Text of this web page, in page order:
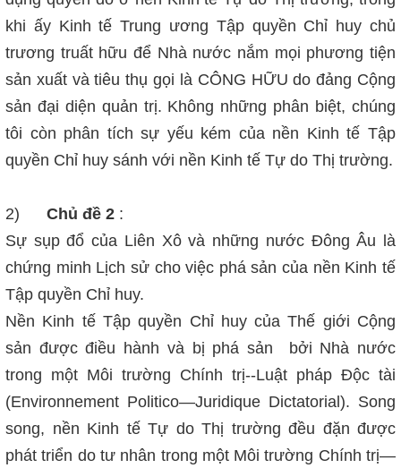
khi ấy Kinh tế Trung ương Tập quyền Chỉ huy chủ
trương truất hữu để Nhà nước nắm mọi phương tiện
sản xuất và tiêu thụ gọi là CÔNG HỮU do đảng Cộng
sản đại diện quản trị. Không những phân biệt, chúng
tôi còn phân tích sự yếu kém của nền Kinh tế Tập
quyền Chỉ huy sánh với nền Kinh tế Tự do Thị trường.
2) Chủ đề 2 :
Sự sụp đổ của Liên Xô và những nước Đông Âu là
chứng minh Lịch sử cho việc phá sản của nền Kinh tế
Tập quyền Chỉ huy.
Nền Kinh tế Tập quyền Chỉ huy của Thế giới Cộng
sản được điều hành và bị phá sản bởi Nhà nước
trong một Môi trường Chính trị--Luật pháp Độc tài
(Environnement Politico—Juridique Dictatorial). Song
song, nền Kinh tế Tự do Thị trường đều đặn được
phát triển do tư nhân trong một Môi trường Chính trị—